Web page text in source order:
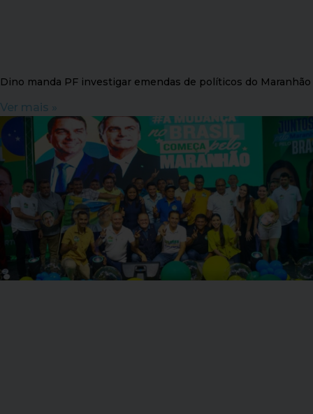
Dino manda PF investigar emendas de políticos do Maranhão
Ver mais »